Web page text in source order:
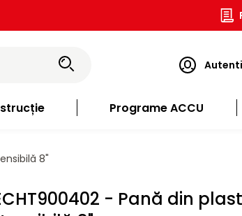
Programe ACCU
8"
- Pană din